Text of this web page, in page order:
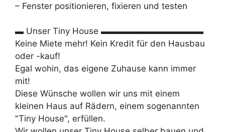
– Fenster positionieren, fixieren und testen
▬ Unser Tiny House ▬▬▬▬▬▬▬▬▬▬▬▬
Keine Miete mehr! Kein Kredit für den Hausbau
oder -kauf!
Egal wohin, das eigene Zuhause kann immer
mit!
Diese Wünsche wollen wir uns mit einem
kleinen Haus auf Rädern, einem sogenannten
"Tiny House", erfüllen.